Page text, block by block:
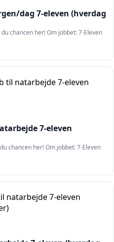
dag 7-eleven (hverdag
chancen her! Om jobbet: 7-Eleven
7-eleven
chancen her! Om jobbet: 7-Eleven